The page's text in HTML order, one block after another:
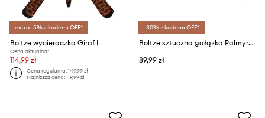
extra -5% z kodem: OFF*
Boltze wycieraczka Giraf L
Cena aktualna:
114,99 zł
Cena regularna:149,99 zł
Najniższa cena:119,99 zł
-30% z kodem: OFF*
Boltze sztuczna gałązka Palmyra 25 cm
89,99 zł